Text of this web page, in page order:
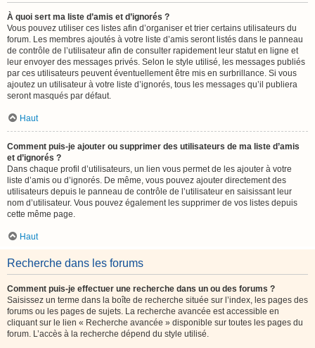
À quoi sert ma liste d’amis et d’ignorés ?
Vous pouvez utiliser ces listes afin d’organiser et trier certains utilisateurs du
forum. Les membres ajoutés à votre liste d’amis seront listés dans le panneau
de contrôle de l’utilisateur afin de consulter rapidement leur statut en ligne et
leur envoyer des messages privés. Selon le style utilisé, les messages publiés
par ces utilisateurs peuvent éventuellement être mis en surbrillance. Si vous
ajoutez un utilisateur à votre liste d’ignorés, tous les messages qu’il publiera
seront masqués par défaut.
Haut
Comment puis-je ajouter ou supprimer des utilisateurs de ma liste d’amis
et d’ignorés ?
Dans chaque profil d’utilisateurs, un lien vous permet de les ajouter à votre
liste d’amis ou d’ignorés. De même, vous pouvez ajouter directement des
utilisateurs depuis le panneau de contrôle de l’utilisateur en saisissant leur
nom d’utilisateur. Vous pouvez également les supprimer de vos listes depuis
cette même page.
Haut
Recherche dans les forums
Comment puis-je effectuer une recherche dans un ou des forums ?
Saisissez un terme dans la boîte de recherche située sur l’index, les pages des
forums ou les pages de sujets. La recherche avancée est accessible en
cliquant sur le lien « Recherche avancée » disponible sur toutes les pages du
forum. L’accès à la recherche dépend du style utilisé.